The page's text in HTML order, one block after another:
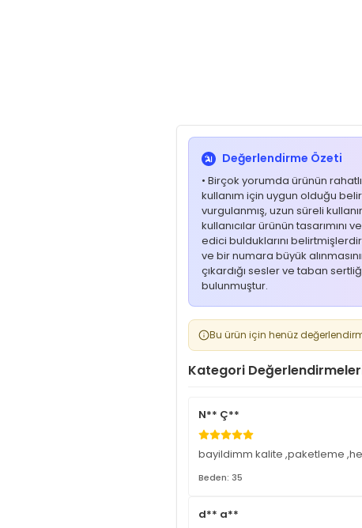
Değerlendirme Özeti
• Birçok yorumda ürünün
kullanım için uygun olduğu
vurgulanmış, uzun süreli
kullanıcılar ürünün
edici bulduklarını
ve bir numara büyük
çıkardığı sesler ve taban
bulunmuştur.
Bu ürün için henüz
Kategori
N** Ç**
bayildimm kalite ,paketleme
Beden: 35
d** a**